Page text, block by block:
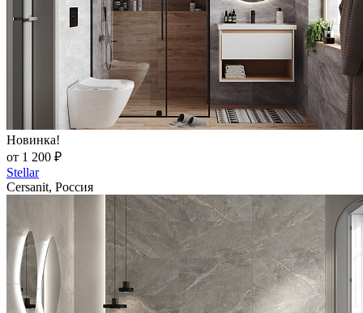
Новинка!
от 1 200 ₽
Stellar
Cersanit, Россия